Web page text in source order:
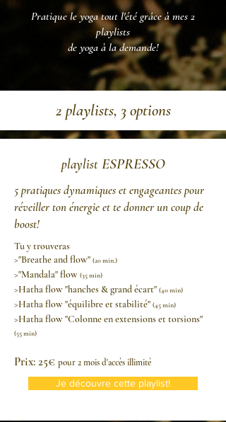
Pratique le yoga tout l'été grâce à mes 2
playlists
de yoga à la demande!
2 playlists, 3 options
playlistESPRESSO
5 pratiques dynamiques et engageantes pour
réveiller ton énergie et te donner un coup de
boost!
Tu y trouveras
>"Breathe and flow" (20 min.)
>"Mandala" flow (35 min)
>Hatha flow "hanches & grand écart" (40 min)
>Hatha flow "équilibre et stabilité" (45 min)
>Hatha flow "Colonne en extensions et torsions"
(55 min)
Prix: 25€ pour 2 mois d'accès illimité
Je découvre cette playlist!